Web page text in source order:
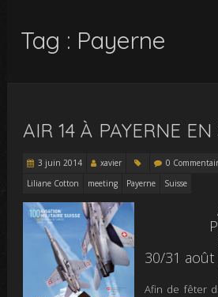
Tag : Payerne
AIR 14 À PAYERNE EN
3 juin 2014 xavier 0
Liliane Cotton
meeting Payerne Suisse
30/31
Afin de fêter